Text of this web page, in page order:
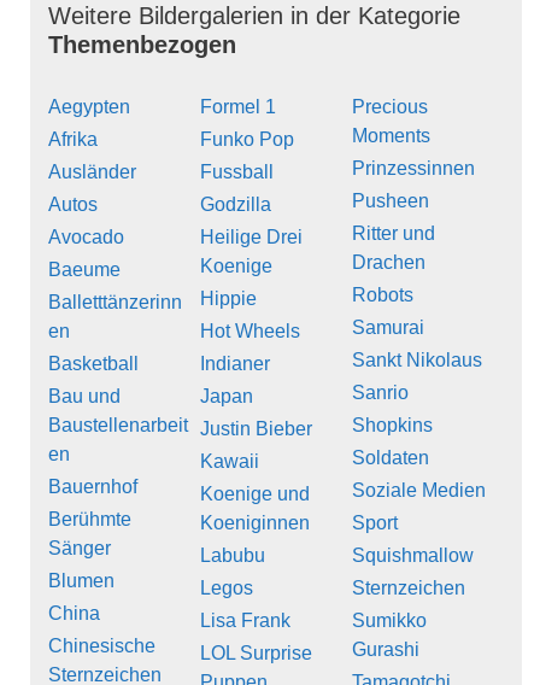
Weitere Bildergalerien in der Kategorie
Themenbezogen
Aegypten
Afrika
Ausländer
Autos
Avocado
Baeume
Balletttänzerinn
en
Basketball
Bau und
Baustellenarbeit
en
Bauernhof
Berühmte
Sänger
Blumen
China
Chinesische
Sternzeichen
Formel 1
Funko Pop
Fussball
Godzilla
Heilige Drei
Koenige
Hippie
Hot Wheels
Indianer
Japan
Justin Bieber
Kawaii
Koenige und
Koeniginnen
Labubu
Legos
Lisa Frank
LOL Surprise
Precious
Moments
Prinzessinnen
Pusheen
Ritter und
Drachen
Robots
Samurai
Sankt Nikolaus
Sanrio
Shopkins
Soldaten
Soziale Medien
Sport
Squishmallow
Sternzeichen
Sumikko
Gurashi